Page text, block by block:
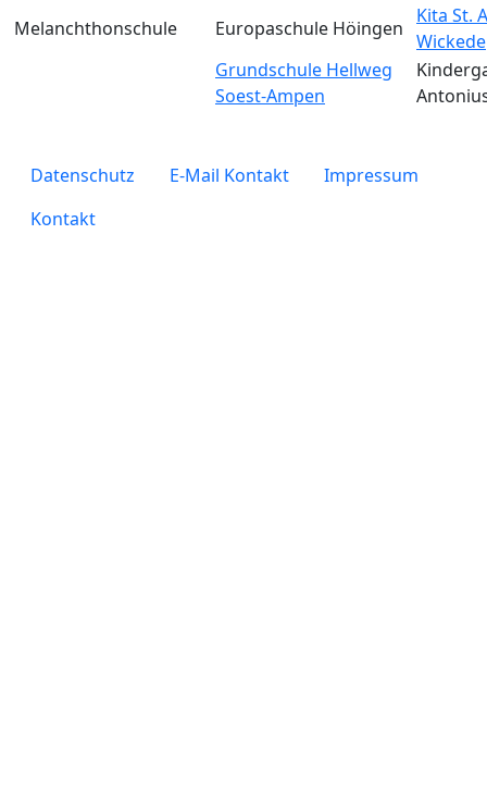
Melanchthonschule
Europaschule Höingen
Kita St.
Wickede
Grundschule Hellweg
Soest-Ampen
legals
Datenschutz E-Mail Kontakt
Impressum
Kontakt